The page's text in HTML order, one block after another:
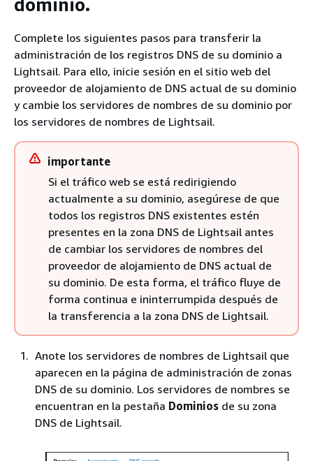
dominio.
Complete los siguientes pasos para transferir la
administración de los registros DNS de su dominio a
Lightsail. Para ello, inicie sesión en el sitio web del
proveedor de alojamiento de DNS actual de su dominio
y cambie los servidores de nombres de su dominio por
los servidores de nombres de Lightsail.
importante
Si el tráfico web se está redirigiendo
actualmente a su dominio, asegúrese de que
todos los registros DNS existentes estén
presentes en la zona DNS de Lightsail antes
de cambiar los servidores de nombres del
proveedor de alojamiento de DNS actual de
su dominio. De esta forma, el tráfico fluye de
forma continua e ininterrumpida después de
la transferencia a la zona DNS de Lightsail.
Anote los servidores de nombres de Lightsail que
aparecen en la página de administración de zonas
DNS de su dominio. Los servidores de nombres se
encuentran en la pestaña Dominios de su zona
DNS de Lightsail.